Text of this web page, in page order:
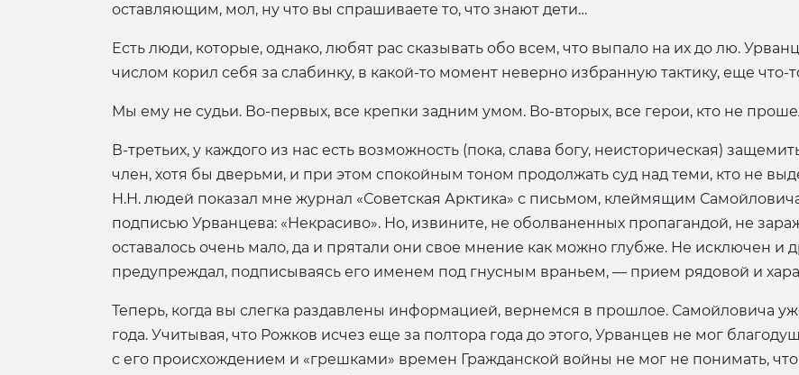
оставляющим, мол, ну что вы спрашиваете то, что знают дети…
Есть люди, которые, однако, любят рас сказывать обо всем, что выпало на их до лю.
числом корил себя за слабинку, в какой-то момент неверно избранную тактику, еще что-
Мы ему не судьи. Во-первых, все крепки задним умом. Во-вторых, все герои, кто не
В-третьих, у каждого из нас есть возможность (пока, слава богу, неисторическая)
член, хотя бы дверьми, и при этом спокойным тоном продолжать суд над теми, кто не
Н.Н. людей показал мне журнал «Советская Арктика» с письмом, клеймящим
подписью Урванцева: «Некрасиво». Но, извините, не оболваненных пропагандой, не
оставалось очень мало, да и прятали они свое мнение как можно глубже. Не исключен и
предупреждал, подписываясь его именем под гнусным враньем, — прием рядовой и
Теперь, когда вы слегка раздавлены информацией, вернемся в прошлое. Самойловича
года. Учитывая, что Рожков исчез еще за полтора года до этого, Урванцев не мог
с его происхождением и «грешками» времен Гражданской войны не мог не понимать, что